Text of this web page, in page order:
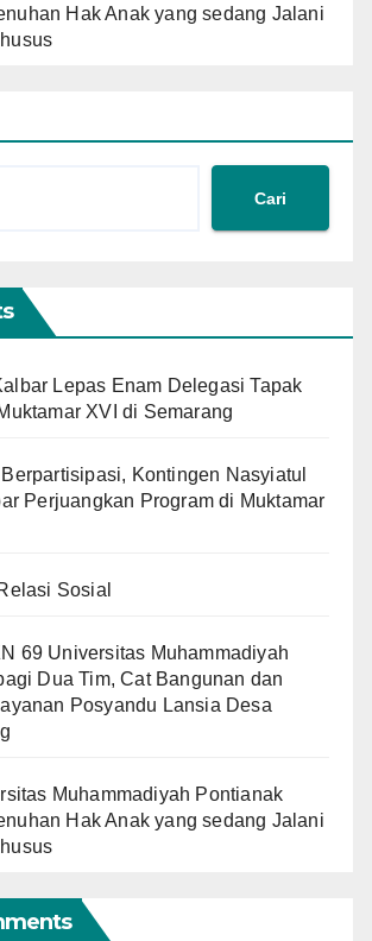
Hak Anak yang sedang Jalani
Cari
Lepas Enam Delegasi Tapak
XVI di Semarang
Kontingen Nasyiatul
Perjuangkan Program di Muktamar
Sosial
69 Universitas Muhammadiyah
Dua Tim, Cat Bangunan dan
Posyandu Lansia Desa
Muhammadiyah Pontianak
Hak Anak yang sedang Jalani